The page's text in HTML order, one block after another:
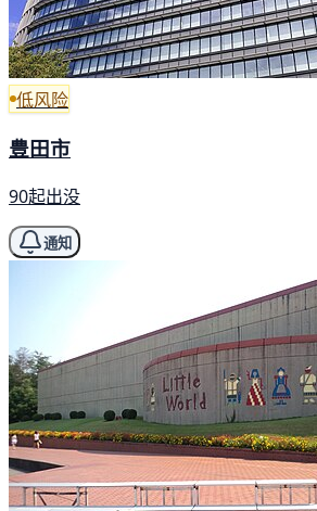
低风险
豊田市
90起出没
通知